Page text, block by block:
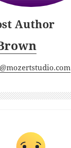
Author